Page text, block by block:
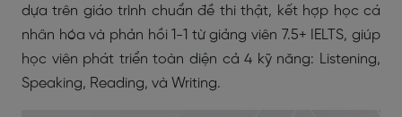
dựa trên giáo trình chuẩn đề thi thật, kết hợp học cá
nhân hóa và phản hồi 1-1 từ giảng viên 7.5+ IELTS, giúp
học viên phát triển toàn diện cả 4 kỹ năng: Listening,
Speaking, Reading, và Writing.